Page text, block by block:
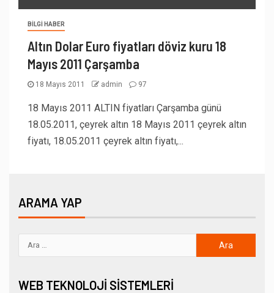
BILGI HABER
Altın Dolar Euro fiyatları döviz kuru 18
Mayıs 2011 Çarşamba
18 Mayıs 2011 admin 97
18 Mayıs 2011 ALTIN fiyatları Çarşamba günü
18.05.2011, çeyrek altın 18 Mayıs 2011 çeyrek altın
fiyatı, 18.05.2011 çeyrek altın fiyatı,...
ARAMA YAP
WEB TEKNOLOJI SISTEMLERI